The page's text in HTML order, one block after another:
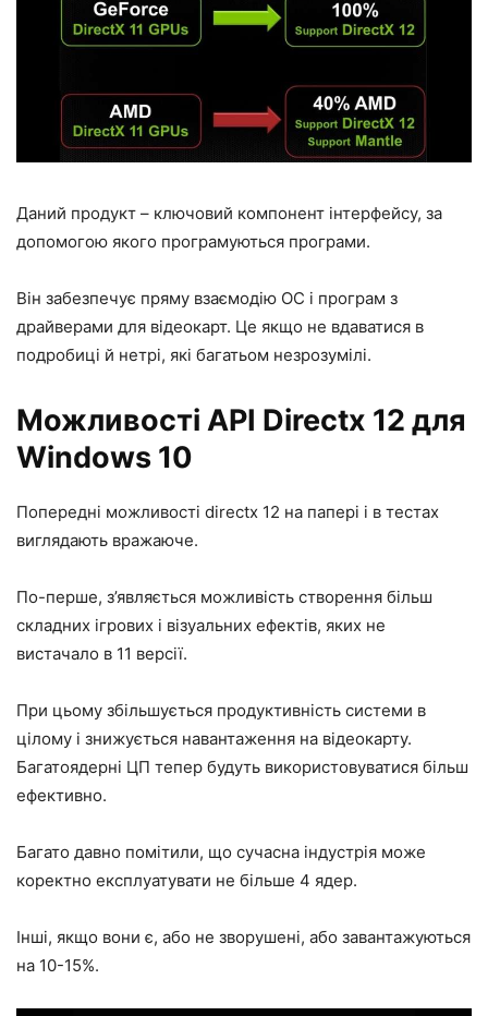
Даний продукт – ключовий компонент інтерфейсу, за
допомогою якого програмуються програми.
Він забезпечує пряму взаємодію ОС і програм з
драйверами для відеокарт. Це якщо не вдаватися в
подробиці й нетрі, які багатьом незрозумілі.
Можливості API Directx 12 для
Windows 10
Попередні можливості directx 12 на папері і в тестах
виглядають вражаюче.
По-перше, з’являється можливість створення більш
складних ігрових і візуальних ефектів, яких не
вистачало в 11 версії.
При цьому збільшується продуктивність системи в
цілому і знижується навантаження на відеокарту.
Багатоядерні ЦП тепер будуть використовуватися більш
ефективно.
Багато давно помітили, що сучасна індустрія може
коректно експлуатувати не більше 4 ядер.
Інші, якщо вони є, або не зворушені, або завантажуються
на 10-15%.